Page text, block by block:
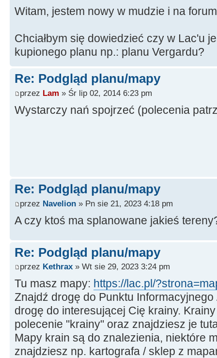
Witam, jestem nowy w mudzie i na
Chciałbym się dowiedzieć czy w Lac'u
kupionego planu np.: planu Vergardu?
Re: Podgląd planu/mapy
przez Lam » Śr lip 02, 2014 6:23 pm
Wystarczy nań spojrzeć (polecenia
Re: Podgląd planu/mapy
przez Navelion » Pn sie 21, 2023 4:18 pm
A czy ktoś ma splanowane jakieś
Re: Podgląd planu/mapy
przez Kethrax » Wt sie 29, 2023 3:24 pm
Tu masz mapy: https://lac.pl/
Znajdź drogę do Punktu
drogę do interesującej Cię krainy.
polecenie "krainy" oraz znajdziesz je
Mapy krain są do znalezienia, niektóre
znajdziesz np. kartografa / sklep z